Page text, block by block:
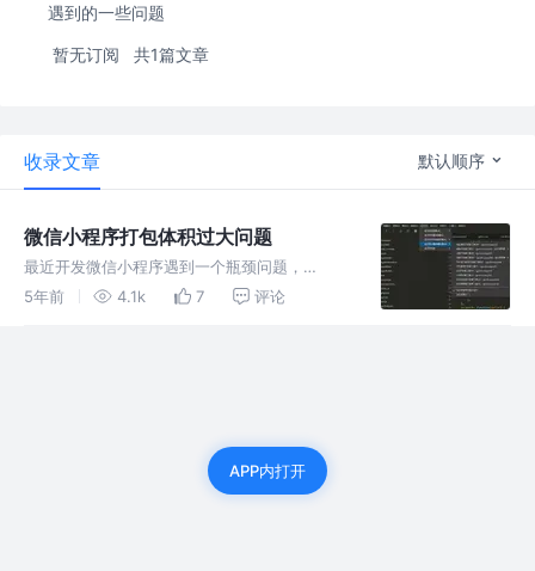
遇到的一些问题
暂无订阅 共1篇文章
收录文章 默认顺序
微信小程序打包体积过大问题
最近开发微信小程序遇到一个瓶颈问题，
uniapp项目打包出来的微信小程序主包的体积
5年前 4.1k 7 评论
APP内打开